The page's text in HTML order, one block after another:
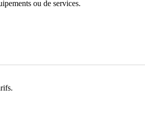
ou de services.